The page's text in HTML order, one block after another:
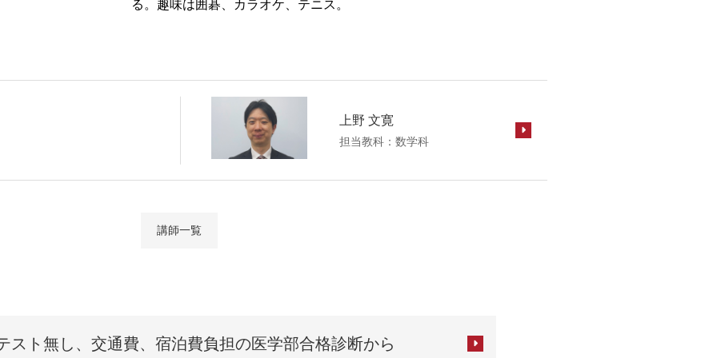
る。趣味は囲碁、カラオケ、テニス。
上野 文寛
数学科
講師一覧
スト無し、交通費、 宿泊費負担の医学部合格診断から